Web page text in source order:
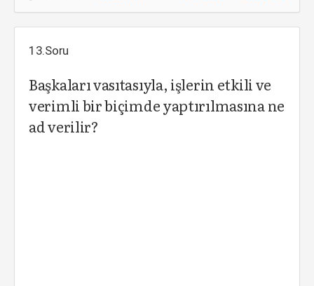
13.Soru
Başkaları vasıtasıyla, işlerin etkili ve
verimli bir biçimde yaptırılmasına ne
ad verilir?